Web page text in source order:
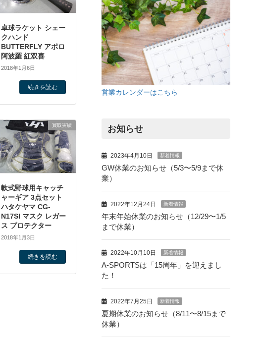
卓球ラケット シェー
クハンド
BUTTERFLY アポロ
阿波羅 紅双喜
2018年1月6日
続きを読む
買取実績
軟式野球用キャッチ
ャーギア 3点セット
ハタケヤマ CG-
N17SI マスク レガー
ス プロテクター
2018年1月3日
続きを読む
営業カレンダーはこちら
お知らせ
2023年4月10日 新着情報
GW休業のお知らせ（5/3〜5/9まで休
業）
2022年12月24日 新着情報
年末年始休業のお知らせ（12/29〜1/5
まで休業）
2022年10月10日 新着情報
A-SPORTSは「15周年」を迎えまし
た！
2022年7月25日 新着情報
夏期休業のお知らせ（8/11〜8/15まで
休業）